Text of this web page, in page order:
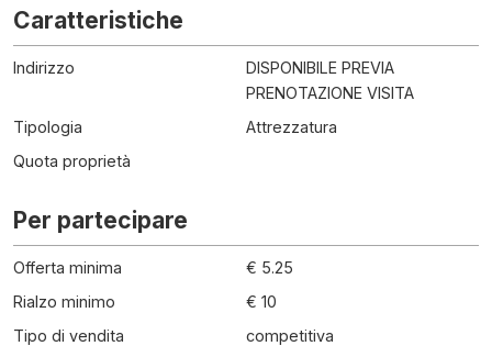
Caratteristiche
Indirizzo
DISPONIBILE PREVIA
PRENOTAZIONE VISITA
Tipologia
Attrezzatura
Quota proprietà
Per partecipare
Offerta minima
€ 5.25
Rialzo minimo
€ 10
Tipo di vendita
competitiva